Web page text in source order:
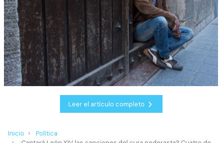
Leer el artículo completo
Inicio
Política